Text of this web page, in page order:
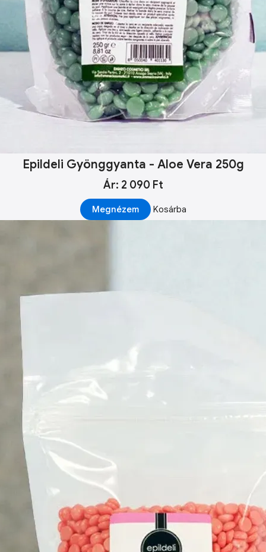
Epildeli Gyönggyanta - Aloe Vera 250g
Ár: 2 090 Ft
Megnézem Kosárba